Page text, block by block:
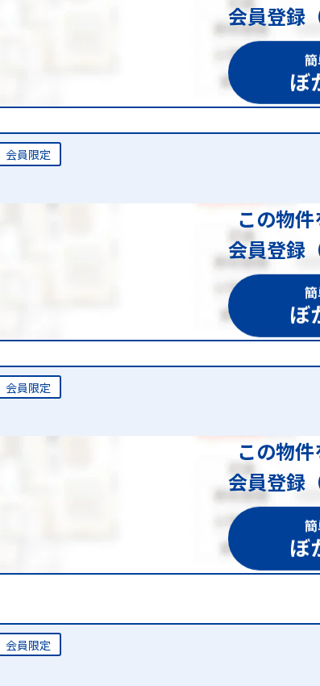
会員登録
ぼ
会員限定
この物
会員登録
ぼ
会員限定
この物
会員登録
ぼ
会員限定